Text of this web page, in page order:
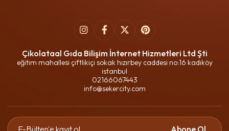
Çikolataal Gıda Bilişim İnternet Hizmetleri Ltd Şti
eğitim mahallesi çiftlikiçi sokak hızırbey caddesi no:16 kadıköy
istanbul
02166067443
info@sekercity.com
Abone Ol